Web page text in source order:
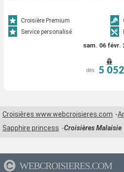
Croisière Premium
Service personalisé
sam. 06 févr.
dès 5
Croisières www.webcroisieres.com
Sapphire princess
Croisières Malaisie
WEBCROISIERES.COM